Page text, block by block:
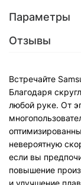
Параметры
Отзывы
Встречайте
Благодаря
любой руке. От
невероятную
если вы
повышение
и улучшение